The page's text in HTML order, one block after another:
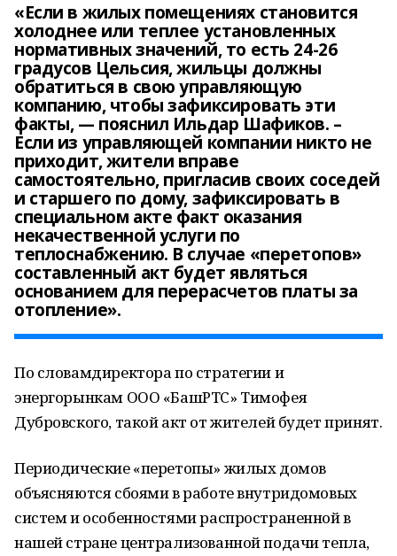
«Если в жилых помещениях становится
холоднее или теплее установленных
нормативных значений, то есть 24-26
градусов Цельсия, жильцы должны
обратиться в свою управляющую
компанию, чтобы зафиксировать эти
факты, — пояснил Ильдар Шафиков. –
Если из управляющей компании никто не
приходит, жители вправе
самостоятельно, пригласив своих соседей
и старшего по дому, зафиксировать в
специальном акте факт оказания
некачественной услуги по
теплоснабжению. В случае «перетопов»
составленный акт будет являться
основанием для перерасчетов платы за
отопление».
По словамдиректора по стратегии и
энергорынкам ООО «БашРТС» Тимофея
Дубровского, такой акт от жителей будет принят.
Периодические «перетопы» жилых домов
объясняются сбоями в работе внутридомовых
систем и особенностями распространенной в
нашей стране централизованной подачи тепла,